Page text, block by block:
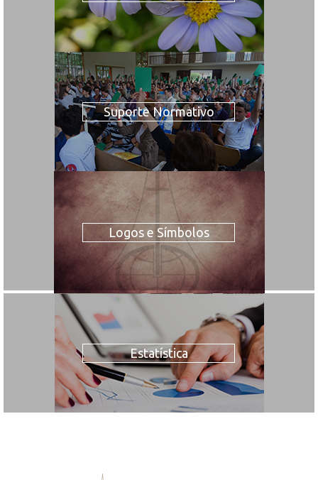
Suporte Normativo
Logos e Símbolos
Estatística